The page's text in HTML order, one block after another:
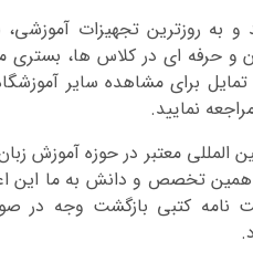
و به روزترین تجهیزات
و حرفه ای در کلاس ها، بستری
برای مشاهده سایر
نمایید.
معتبر در حوزه آموزش
تخصص و دانش به ما این
نامه کتبی بازگشت وجه در